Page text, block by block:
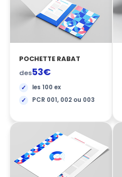
POCHETTE RABAT
des53€
les 100 ex
PCR 001, 002 ou 003